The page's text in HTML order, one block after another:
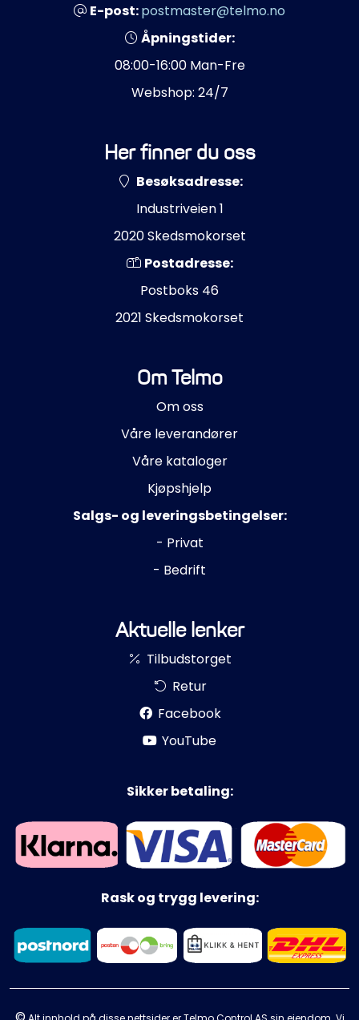
E-post:postmaster@telmo.no
Åpningstider:
08:00-16:00 Man-Fre
Webshop: 24/7
Her finner du oss
Besøksadresse:
Industriveien 1
2020 Skedsmokorset
Postadresse:
Postboks 46
2021 Skedsmokorset
Om Telmo
Om oss
Våre leverandører
Våre kataloger
Kjøpshjelp
Salgs- og leveringsbetingelser:
- Privat
- Bedrift
Aktuelle lenker
Tilbudstorget
Retur
Facebook
YouTube
Sikker betaling:
Rask og trygg levering: